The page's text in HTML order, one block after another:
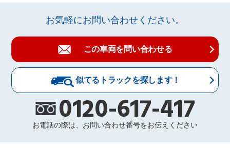
お気軽にお問い合わせください。
この車両を問い合わせる
似てるトラックを探します！
0120-617-417
お電話の際は、お問い合わせ番号をお伝えください